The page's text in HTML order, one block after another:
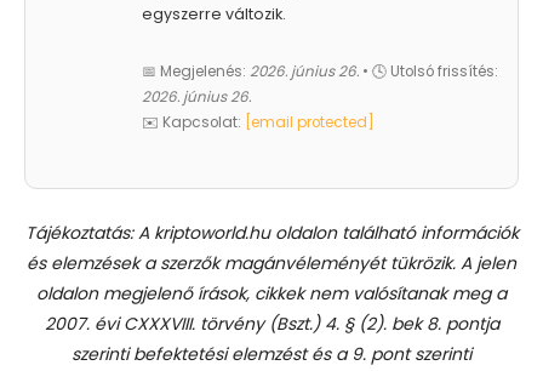
egyszerre változik.
📅 Megjelenés: 2026. június 26. • 🕓 Utolsó frissítés:
2026. június 26.
✉️ Kapcsolat:
[email protected]
Tájékoztatás: A kriptoworld.hu oldalon található információk
és elemzések a szerzők magánvéleményét tükrözik. A jelen
oldalon megjelenő írások, cikkek nem valósítanak meg a
2007. évi CXXXVIII. törvény (Bszt.) 4. § (2). bek 8. pontja
szerinti befektetési elemzést és a 9. pont szerinti